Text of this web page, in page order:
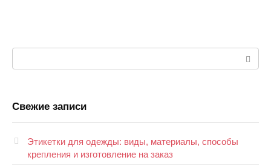
Свежие записи
Этикетки для одежды: виды, материалы, способы
крепления и изготовление на заказ